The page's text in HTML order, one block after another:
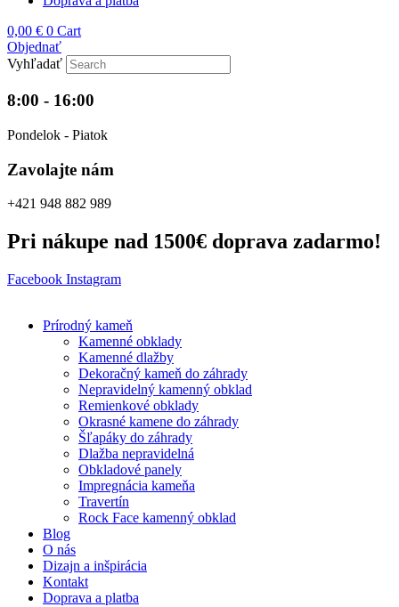
0,00 € 0 Cart
Objednať
Vyhľadať
8:00 - 16:00
Pondelok - Piatok
Zavolajte nám
+421 948 882 989
Pri nákupe nad 1500€ doprava zadarmo!
Facebook Instagram
Prírodný kameň
Kamenné obklady
Kamenné dlažby
Dekoračný kameň do záhrady
Nepravidelný kamenný obklad
Remienkové obklady
Okrasné kamene do záhrady
Šľapáky do záhrady
Dlažba nepravidelná
Obkladové panely
Impregnácia kameňa
Travertín
Rock Face kamenný obklad
Blog
O nás
Dizajn a inšpirácia
Kontakt
Doprava a platba